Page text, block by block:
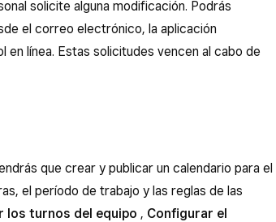
solicite alguna modificación. Podrás
el correo electrónico, la aplicación
en línea. Estas solicitudes vencen al cabo de
que crear y publicar un calendario para el
el período de trabajo y las reglas de las
los turnos del equipo , Configurar el